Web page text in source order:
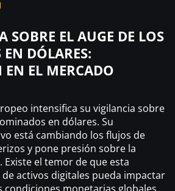
?
SOBRE EL AUGE DE LOS
DÓLARES:
EN EL MERCADO
intensifica su vigilancia sobre
en dólares. Su
está cambiando los flujos de
y pone presión sobre la
el temor de que esta
activos digitales pueda impactar